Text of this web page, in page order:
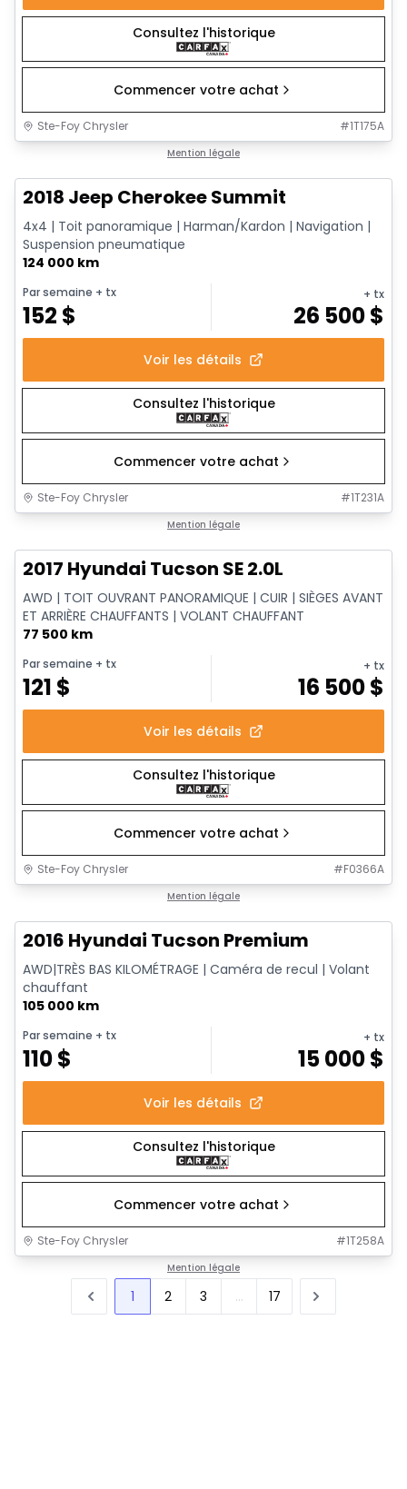
Consultez l'historique
Commencer votre achat
Ste-Foy Chrysler #1T175A
Mention légale
2018 Jeep Cherokee Summit
4x4 | Toit panoramique | Harman/Kardon | Navigation |
Suspension pneumatique
124 000 km
Par semaine + tx
152 $
+ tx
26 500$
Voir les détails
Consultez l'historique
Commencer votre achat
Ste-Foy Chrysler #1T231A
Mention légale
2017 Hyundai Tucson SE 2.0L
AWD | TOIT OUVRANT PANORAMIQUE | CUIR | SIÈGES AVANT
ET ARRIÈRE CHAUFFANTS | VOLANT CHAUFFANT
77 500 km
Par semaine + tx
121 $
+ tx
16 500$
Voir les détails
Consultez l'historique
Commencer votre achat
Ste-Foy Chrysler #F0366A
Mention légale
2016 Hyundai Tucson Premium
AWD|TRÈS BAS KILOMÉTRAGE | Caméra de recul | Volant
chauffant
105 000 km
Par semaine + tx
110$
+ tx
15 000$
Voir les détails
Consultez l'historique
Commencer votre achat
Ste-Foy Chrysler #1T258A
Mention légale
1 2 3 ... 17